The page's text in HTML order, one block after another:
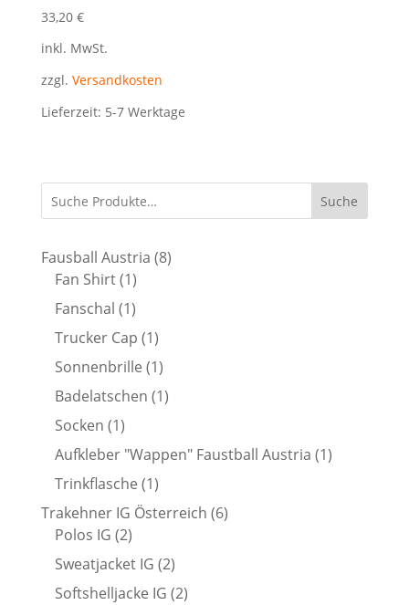
33,20 €
inkl. MwSt.
zzgl. Versandkosten
Lieferzeit: 5-7 Werktage
Suche
Fausball Austria 88
Fan Shirt 11
Produkt
Fanschal 11
Produkt
Trucker Cap 11
Produkt
Sonnenbrille 11
Produkt
Badelatschen 11
Socken 11
Produkt
Aufkleber "Wappen" Faustball Austria 11
Trinkflasche 11
Produkt
Trakehner IG Österreich 66
Polos IG 22
Produkte
Sweatjacket IG 22
Produkte
Softshelljacke IG 22